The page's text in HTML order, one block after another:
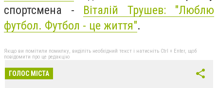
спортсмена - Віталій Трушев: "Люблю
футбол. Футбол - це життя".
Якщо ви помітили помилку, виділіть необхідний текст і натисніть Ctrl + Enter, щоб
повідомити про це редакцію
ГОЛОС МІСТА